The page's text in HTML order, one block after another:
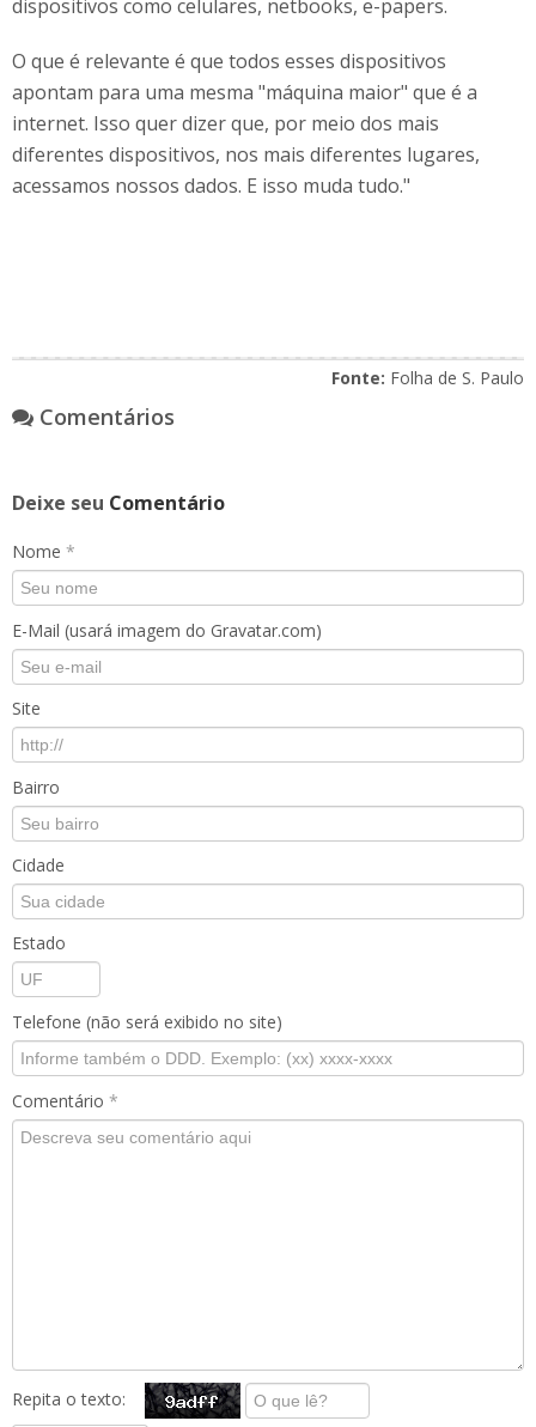
dispositivos como celulares, netbooks, e-papers.
O que é relevante é que todos esses dispositivos
apontam para uma mesma "máquina maior" que é a
internet. Isso quer dizer que, por meio dos mais
diferentes dispositivos, nos mais diferentes lugares,
acessamos nossos dados. E isso muda tudo."
Fonte: Folha de S. Paulo
Comentários
Deixe seu Comentário
Nome *
E-Mail (usará imagem do Gravatar.com)
Site
Bairro
Cidade
Estado
Telefone (não será exibido no site)
Comentário *
Repita o texto: